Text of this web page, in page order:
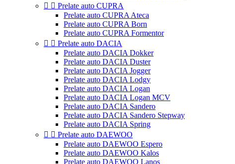
  Prelate auto CUPRA
Prelate auto CUPRA Ateca
Prelate auto CUPRA Born
Prelate auto CUPRA Formentor
  Prelate auto DACIA
Prelate auto DACIA Dokker
Prelate auto DACIA Duster
Prelate auto DACIA Jogger
Prelate auto DACIA Lodgy
Prelate auto DACIA Logan
Prelate auto DACIA Logan MCV
Prelate auto DACIA Sandero
Prelate auto DACIA Sandero Stepway
Prelate auto DACIA Spring
  Prelate auto DAEWOO
Prelate auto DAEWOO Espero
Prelate auto DAEWOO Kalos
Prelate auto DAEWOO Lanos